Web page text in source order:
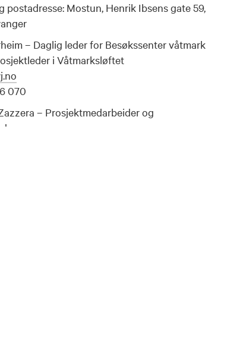
postadresse: Mostun, Henrik Ibsens gate 59,
– Daglig leder for Besøkssenter våtmark
i Våtmarksløftet
070
– Prosjektmedarbeider og